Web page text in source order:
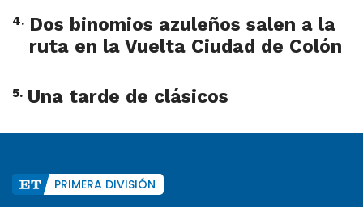
4. Dos binomios azuleños salen a la
ruta en la Vuelta Ciudad de Colón
5. Una tarde de clásicos
PRIMERA DIVISIÓN